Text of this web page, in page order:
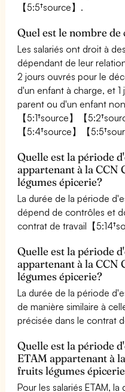
【5:5†source】.
Quel est le nombre de
Les salariés ont droit à
dépendant de leur
2 jours ouvrés pour le
d'un enfant à charge, et
parent ou d'un enfant
【5:1†source】【
【5:4†source】【
Quelle est la période
appartenant à la CCN
légumes épicerie?
La durée de la période
dépend de contrôles et
contrat de travail【
Quelle est la période
appartenant à la CCN
légumes épicerie?
La durée de la période
de manière similaire à
précisée dans le contrat
Quelle est la période
ETAM appartenant à
fruits légumes
Pour les salariés ETAM,